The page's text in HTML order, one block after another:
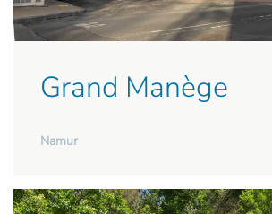
Grand Manège
Namur